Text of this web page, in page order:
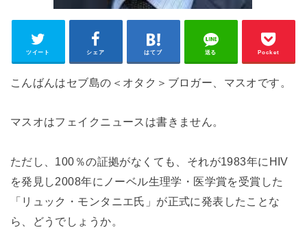
ツイート シェア はてブ 送る Pocket
こんばんはセブ島の＜オタク＞ブロガー、マスオです。
マスオはフェイクニュースは書きません。
ただし、100％の証拠がなくても、それが1983年にHIV
を発見し2008年にノーベル生理学・医学賞を受賞した
「リュック・モンタニエ氏」が正式に発表したことな
ら、どうでしょうか。